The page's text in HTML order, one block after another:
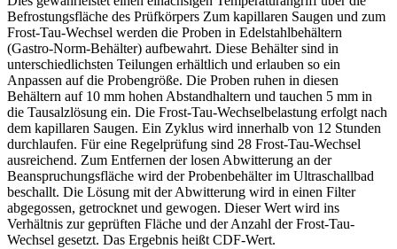
Befrostungsfläche des Prüfkörpers Zum kapillaren Saugen und zum
Frost-Tau-Wechsel werden die Proben in Edelstahlbehältern
(Gastro-Norm-Behälter) aufbewahrt. Diese Behälter sind in
unterschiedlichsten Teilungen erhältlich und erlauben so ein
Anpassen auf die Probengröße. Die Proben ruhen in diesen
Behältern auf 10 mm hohen Abstandhaltern und tauchen 5 mm in
die Tausalzlösung ein. Die Frost-Tau-Wechselbelastung erfolgt nach
dem kapillaren Saugen. Ein Zyklus wird innerhalb von 12 Stunden
durchlaufen. Für eine Regelprüfung sind 28 Frost-Tau-Wechsel
ausreichend. Zum Entfernen der losen Abwitterung an der
Beanspruchungsfläche wird der Probenbehälter im Ultraschallbad
beschallt. Die Lösung mit der Abwitterung wird in einen Filter
abgegossen, getrocknet und gewogen. Dieser Wert wird ins
Verhältnis zur geprüften Fläche und der Anzahl der Frost-Tau-
Wechsel gesetzt. Das Ergebnis heißt CDF-Wert.